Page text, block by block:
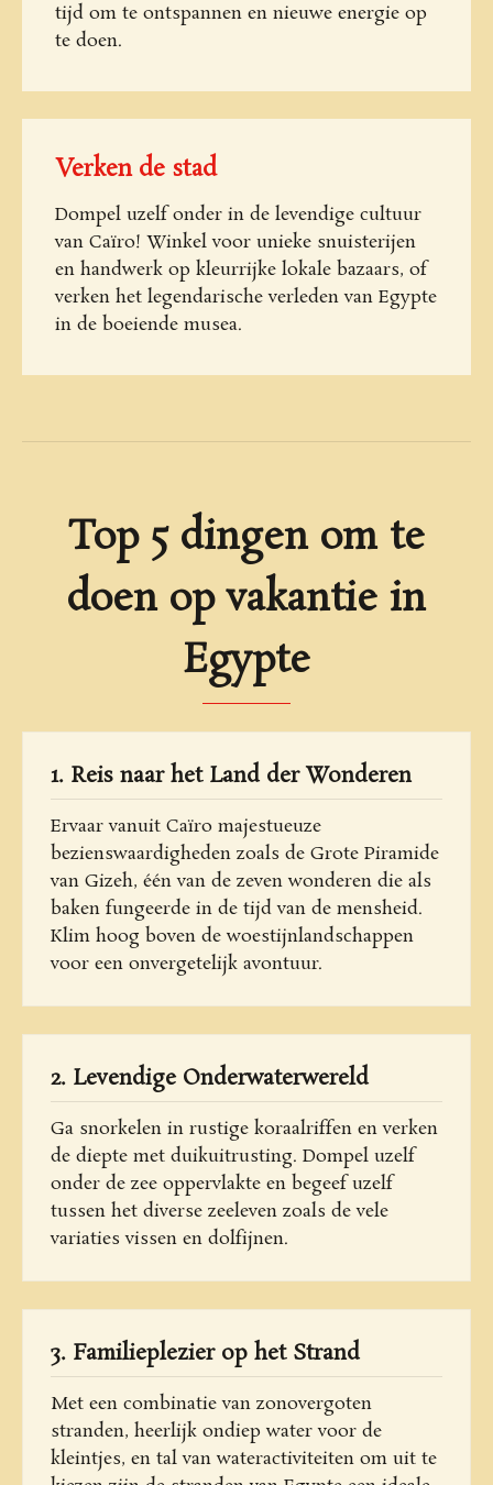
tijd om te ontspannen en nieuwe energie op
te doen.
Verken de stad
Dompel uzelf onder in de levendige cultuur
van Caïro! Winkel voor unieke snuisterijen
en handwerk op kleurrijke lokale bazaars, of
verken het legendarische verleden van Egypte
in de boeiende musea.
Top 5 dingen om te
doen op vakantie in
Egypte
1. Reis naar het Land der Wonderen
Ervaar vanuit Caïro majestueuze
bezienswaardigheden zoals de Grote Piramide
van Gizeh, één van de zeven wonderen die als
baken fungeerde in de tijd van de mensheid.
Klim hoog boven de woestijnlandschappen
voor een onvergetelijk avontuur.
2. Levendige Onderwaterwereld
Ga snorkelen in rustige koraalriffen en verken
de diepte met duikuitrusting. Dompel uzelf
onder de zee oppervlakte en begeef uzelf
tussen het diverse zeeleven zoals de vele
variaties vissen en dolfijnen.
3. Familieplezier op het Strand
Met een combinatie van zonovergoten
stranden, heerlijk ondiep water voor de
kleintjes, en tal van wateractiviteiten om uit te